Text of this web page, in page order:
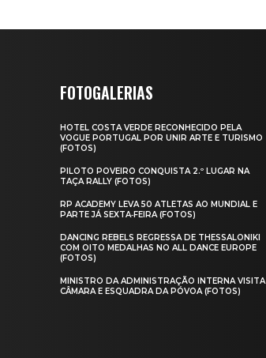
FOTOGALERIAS
HOTEL COSTA VERDE RECONHECIDO PELA
VOGUE PORTUGAL POR UNIR ARTE E TURISMO
(FOTOS)
PILOTO POVEIRO CONQUISTA 2.º LUGAR NA
TAÇA RALLY (FOTOS)
RP ACADEMY LEVA 50 ATLETAS AO MUNDIAL E
PARTE JÁ SEXTA‑FEIRA (FOTOS)
DANCING REBELS REGRESSA DE THESSALONIKI
COM OITO MEDALHAS NO ALL DANCE EUROPE
(FOTOS)
MINISTRO DA ADMINISTRAÇÃO INTERNA VISITA
CÂMARA E ESQUADRA DA PÓVOA (FOTOS)